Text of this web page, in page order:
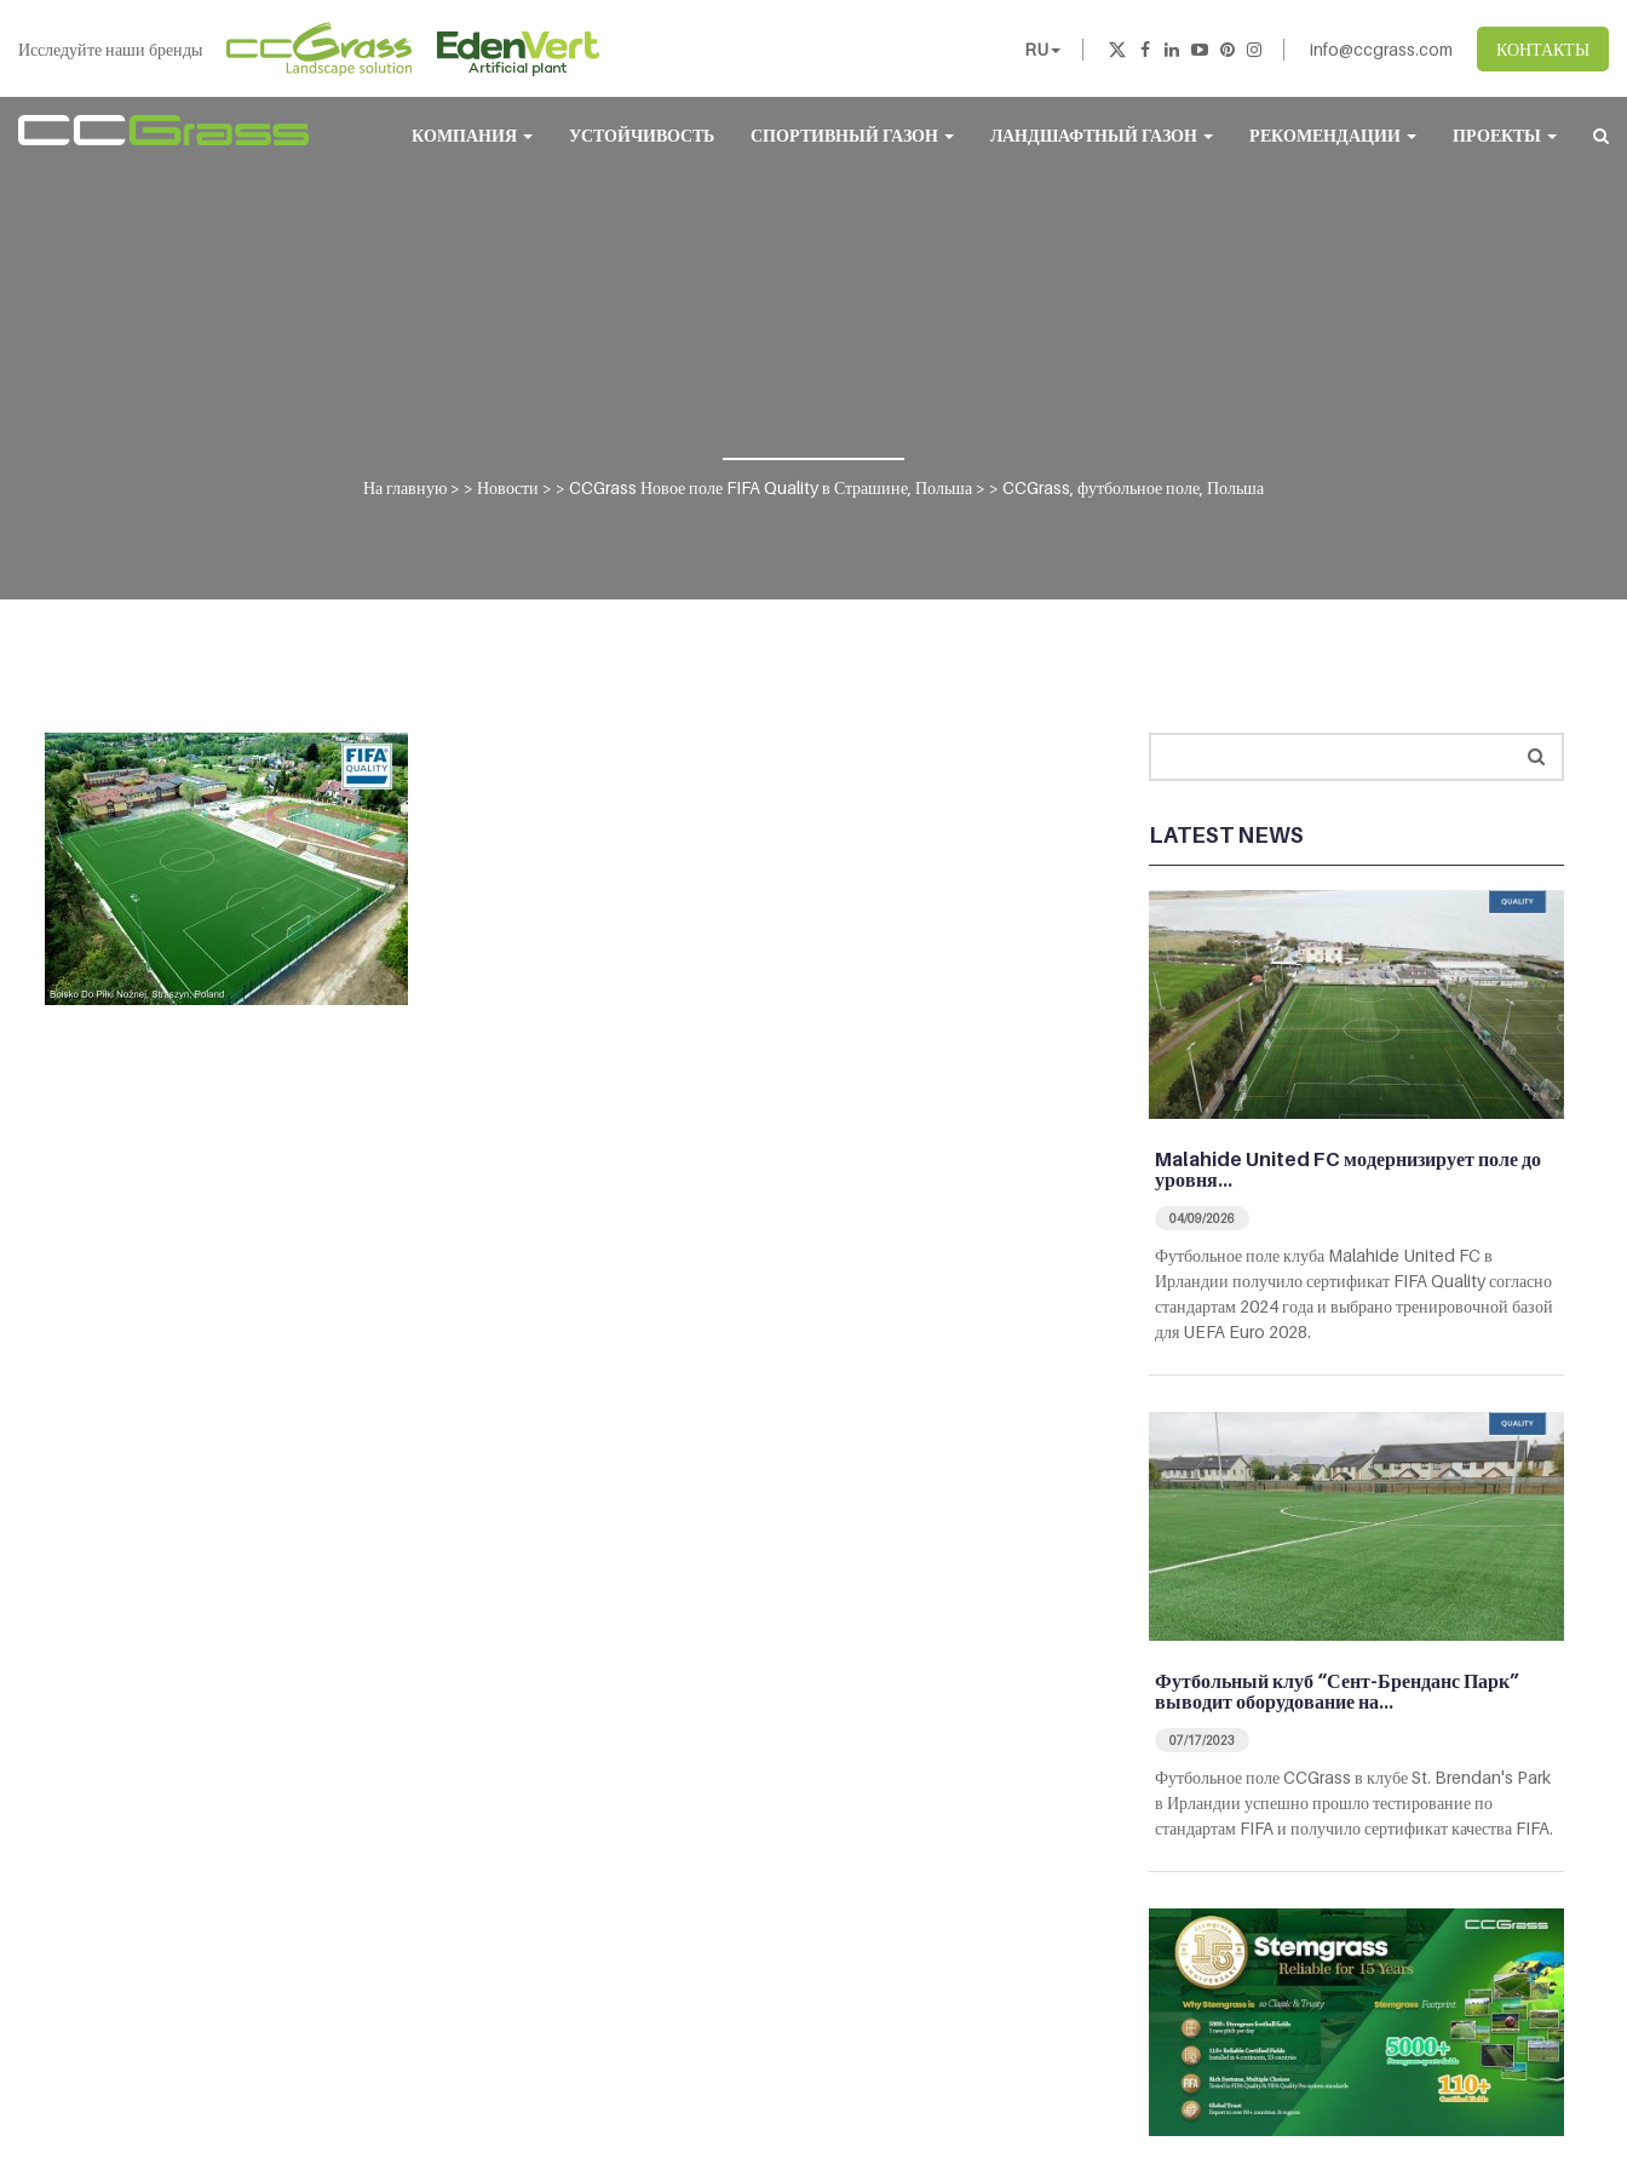
Исследуйте наши бренды RU info@ccgrass.com КОНТАКТЫ
КОМПАНИЯ УСТОЙЧИВОСТЬ СПОРТИВНЫЙ ГАЗОН ЛАНДШАФТНЫЙ ГАЗОН РЕКОМЕНДАЦИИ ПРОЕКТЫ
На главную > > Новости > > CCGrass Новое поле FIFA Quality в Страшине, Польша > > CCGrass, футбольное поле, Польша
LATEST NEWS
Malahide United FC модернизирует поле до
уровня…
04/09/2026
Футбольное поле клуба Malahide United FC в
Ирландии получило сертификат FIFA Quality согласно
стандартам 2024 года и выбрано тренировочной базой
для UEFA Euro 2028.
Футбольный клуб “Сент-Бренданс Парк”
выводит оборудование на…
07/17/2023
Футбольное поле CCGrass в клубе St. Brendan's Park
в Ирландии успешно прошло тестирование по
стандартам FIFA и получило сертификат качества FIFA.